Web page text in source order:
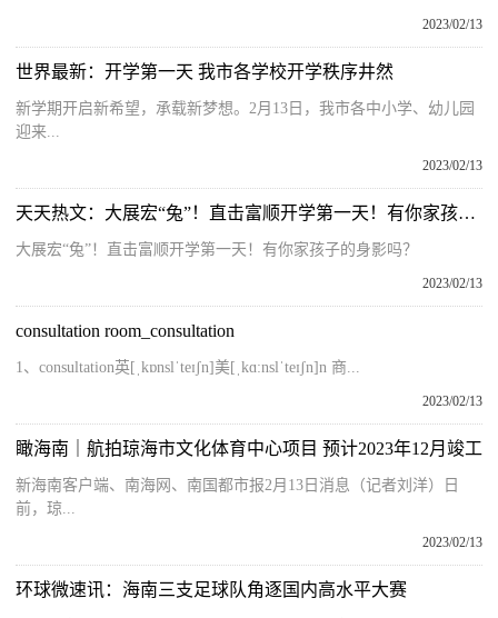
2023/02/13
世界最新：开学第一天 我市各学校开学秩序井然
新学期开启新希望，承载新梦想。2月13日，我市各中小学、幼儿园
迎来...
2023/02/13
天天热文：大展宏“兔”！直击富顺开学第一天！有你家孩子的身影吗？
大展宏“兔”！直击富顺开学第一天！有你家孩子的身影吗？
2023/02/13
consultation room_consultation
1、consultation英[ˌkɒnslˈteɪʃn]美[ˌkɑ:nslˈteɪʃn]n 商...
2023/02/13
瞰海南｜航拍琼海市文化体育中心项目 预计2023年12月竣工
新海南客户端、南海网、南国都市报2月13日消息（记者刘洋）日
前，琼...
2023/02/13
环球微速讯：海南三支足球队角逐国内高水平大赛